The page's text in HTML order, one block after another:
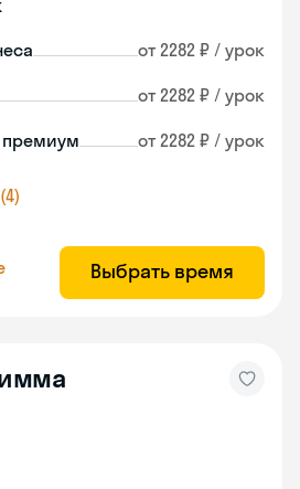
от 2282 ₽ / урок
от 2282 ₽ / урок
от 2282 ₽ / урок
Выбрать время